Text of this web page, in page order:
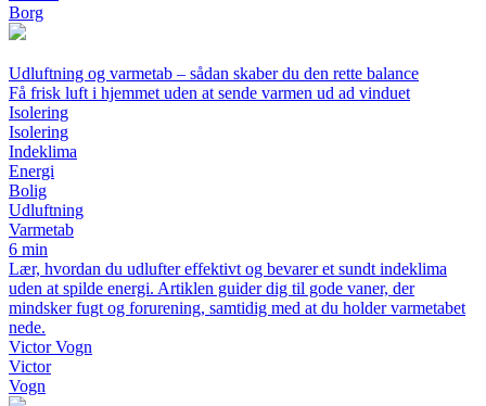
Borg
Udluftning og varmetab – sådan skaber du den rette balance
Få frisk luft i hjemmet uden at sende varmen ud ad vinduet
Isolering
Isolering
Indeklima
Energi
Bolig
Udluftning
Varmetab
6 min
Lær, hvordan du udlufter effektivt og bevarer et sundt indeklima
uden at spilde energi. Artiklen guider dig til gode vaner, der
mindsker fugt og forurening, samtidig med at du holder varmetabet
nede.
Victor Vogn
Victor
Vogn